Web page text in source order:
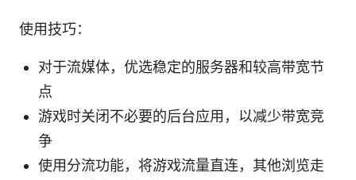
使用技巧：
对于流媒体，优选稳定的服务器和较高带宽节
点
游戏时关闭不必要的后台应用，以减少带宽竞
争
使用分流功能，将游戏流量直连，其他浏览走